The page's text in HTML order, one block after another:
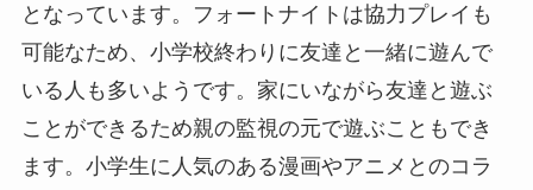
となっています。フォートナイトは協力プレイも
可能なため、小学校終わりに友達と一緒に遊んで
いる人も多いようです。家にいながら友達と遊ぶ
ことができるため親の監視の元で遊ぶこともでき
ます。小学生に人気のある漫画やアニメとのコラ